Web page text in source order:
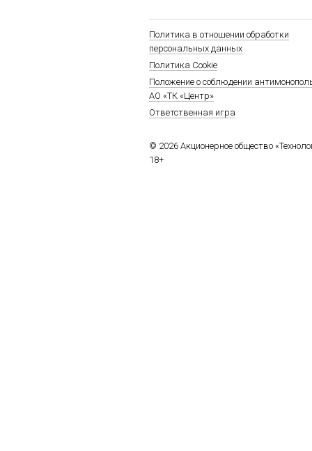
Политика в отношении обработки
персональных данных
Политика Cookie
Положение о соблюдении
АО «ТК «Центр»
Ответственная игра
© 2026 Акционерное общество
18+